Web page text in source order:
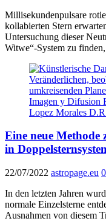
Millisekundenpulsare
kollabierten Stern
Untersuchung dieser
Witwe“-System zu
Eine neue Methode
in
22/07/2022 astropage.eu 0
In den letzten Jahren
normale Einzelsterne
Ausnahmen von diesem